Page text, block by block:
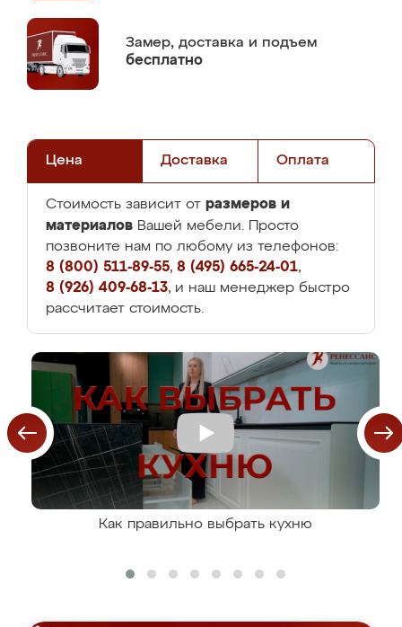
Замер, доставка и подъем
бесплатно
Цена Доставка Оплата
Стоимость зависит от размеров и
материалов Вашей мебели. Просто
позвоните нам по любому из телефонов:
8 (800) 511-89-55, 8 (495) 665-24-01,
8 (926) 409-68-13, и наш менеджер быстро
рассчитает стоимость.
Как правильно выбрать кухню